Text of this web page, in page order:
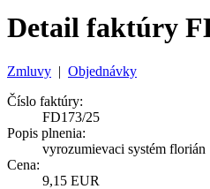
Detail faktúry
Zmluvy | Objednávky
Číslo faktúry:
FD173/25
Popis plnenia:
vyrozumievaci systém florián
Cena:
9,15 EUR